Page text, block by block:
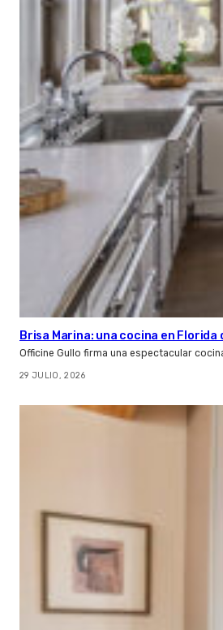
Brisa Marina: una cocina en
Officine Gullo firma una espectacular
29 JULIO, 2026